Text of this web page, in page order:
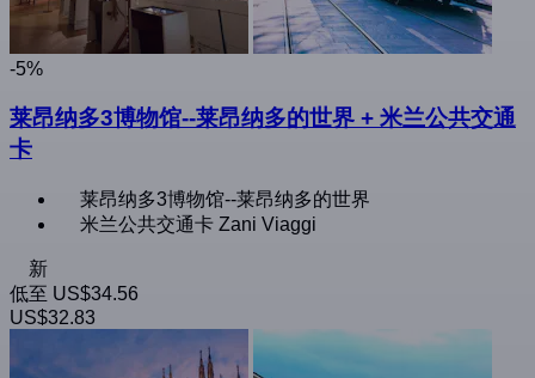
-5%
莱昂纳多3博物馆--莱昂纳多的世界 + 米兰公共交通
卡
莱昂纳多3博物馆--莱昂纳多的世界
米兰公共交通卡 Zani Viaggi
新
低至 US$34.56
US$32.83